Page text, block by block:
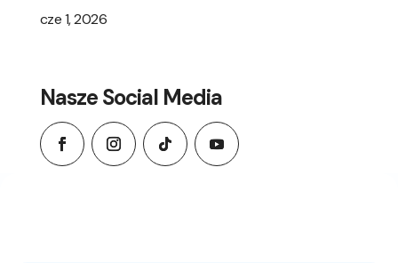
cze 1, 2026
Nasze Social Media